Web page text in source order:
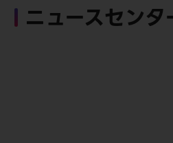
ニュースセン